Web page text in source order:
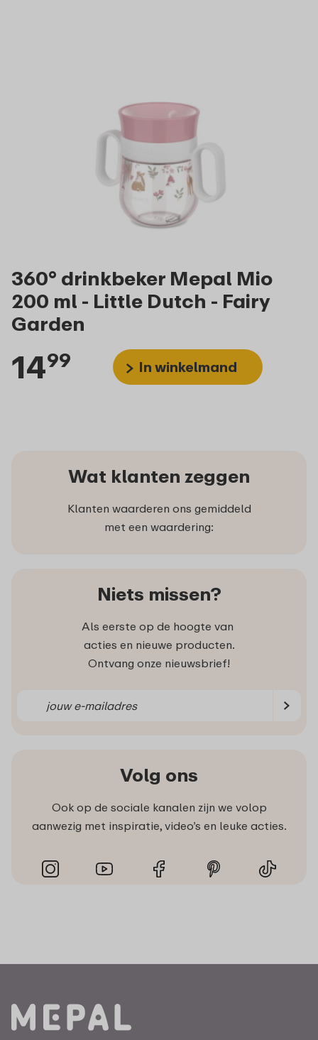
360° drinkbeker Mepal Mio
200 ml - Little Dutch - Fairy
Garden
1499 In winkelmand
Wat klanten zeggen
Klanten waarderen ons gemiddeld
met een waardering:
Niets missen?
Als eerste op de hoogte van
acties en nieuwe producten.
Ontvang onze nieuwsbrief!
Volg ons
Ook op de sociale kanalen zijn we volop
aanwezig met inspiratie, video’s en leuke acties.